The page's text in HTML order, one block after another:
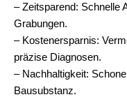
– Zeitsparend: Schnelle
Grabungen.
– Kostenersparnis:
präzise Diagnosen.
– Nachhaltigkeit:
Bausubstanz.